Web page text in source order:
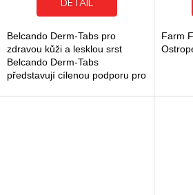
DETAIL
Belcando Derm-Tabs pro
zdravou kůži a lesklou srst
Belcando Derm-Tabs
představují cílenou podporu pro
Farm